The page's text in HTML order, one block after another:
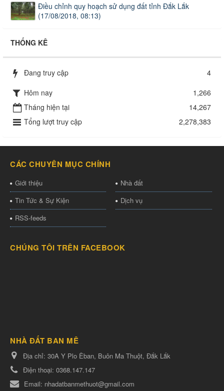
Điều chỉnh quy hoạch sử dụng đất tỉnh Đắk Lắk
(17/08/2018, 08:13)
THỐNG KÊ
Đang truy cập
4
Hôm nay
1,266
Tháng hiện tại
14,267
Tổng lượt truy cập
2,278,383
CÁC CHUYÊN MỤC CHÍNH
Giới thiệu
Nhà đất
Tin Tức & Sự Kiện
Dịch vụ
RSS-feeds
CHÚNG TÔI TRÊN FACEBOOK
NHÀ ĐẤT BAN MÊ
Địa chỉ: 30A Y Plo Êban, Buôn Ma Thuột, Đắk Lắk
Điện thoại: 0368.147.147
Email: nhadatbanmethuot@gmail.com